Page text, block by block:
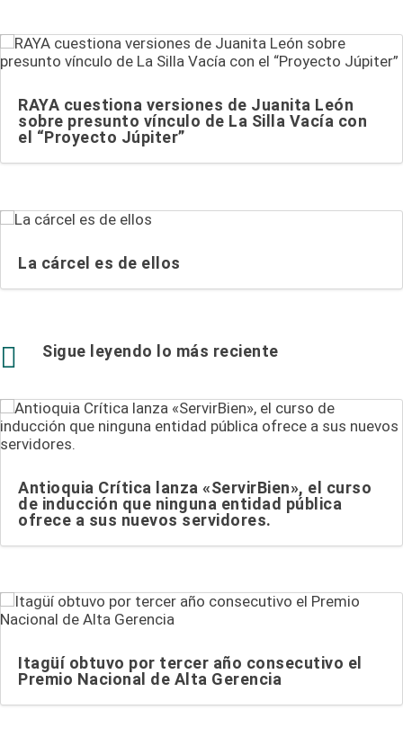
RAYA cuestiona versiones de Juanita León
sobre presunto vínculo de La Silla Vacía con
el “Proyecto Júpiter”
La cárcel es de ellos
 Sigue leyendo lo más reciente
Antioquia Crítica lanza «ServirBien», el curso
de inducción que ninguna entidad pública
ofrece a sus nuevos servidores.
Itagüí obtuvo por tercer año consecutivo el
Premio Nacional de Alta Gerencia